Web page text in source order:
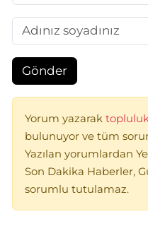
Gönder
Yorum yazarak topluluk
bulunuyor ve tüm
Yazılan yorumlardan
Son Dakika Haberler,
sorumlu tutulamaz.